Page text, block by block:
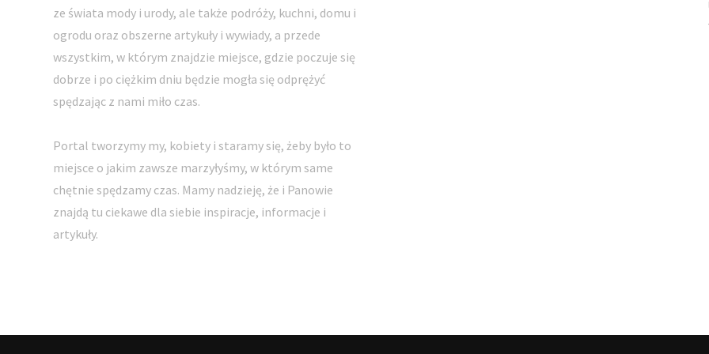
ze świata mody i urody, ale także podróży, kuchni, domu i
ogrodu oraz obszerne artykuły i wywiady, a przede
wszystkim, w którym znajdzie miejsce, gdzie poczuje się
dobrze i po ciężkim dniu będzie mogła się odprężyć
spędzając z nami miło czas.
Portal tworzymy my, kobiety i staramy się, żeby było to
miejsce o jakim zawsze marzyłyśmy, w którym same
chętnie spędzamy czas. Mamy nadzieję, że i Panowie
znajdą tu ciekawe dla siebie inspiracje, informacje i
artykuły.